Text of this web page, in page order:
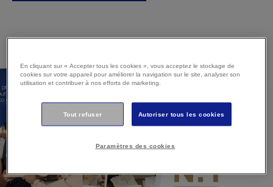
En cliquant sur « Accepter tous les cookies », vous acceptez le stockage de
cookies sur votre appareil pour améliorer la navigation sur le site, analyser son
utilisation et contribuer à nos efforts de marketing.
Tout refuser Autoriser tous les cookies
Paramètres des cookies